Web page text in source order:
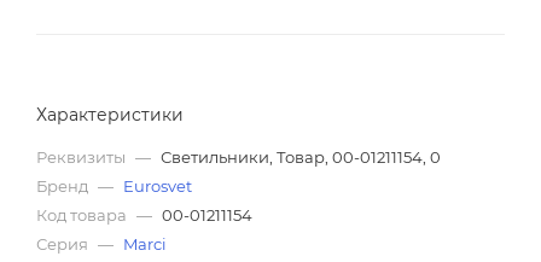
Характеристики
Реквизиты — Светильники, Товар, 00-01211154, 0
Бренд — Eurosvet
Код товара — 00-01211154
Серия — Marci